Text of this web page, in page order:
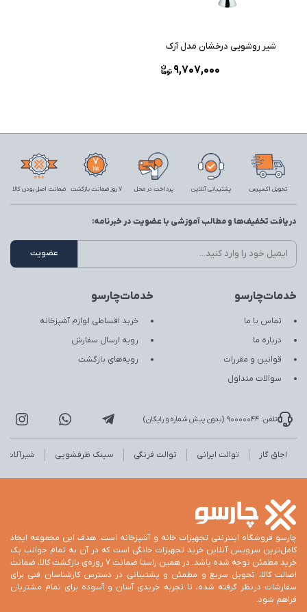
شیر روشویی درخشان مدل آرک
9,707,000
تحویل اکسپرس پشتیبانی آنلاین پرداخت در محل 7 روز ضمانت بازگشت ضمانت اصل بودن کالا
خدمات‌چارسو
تماس با ما
درباره ما
قوانین و مقررات
سوالات متداول
خدمات‌چارسو
خرید اقساطی لوازم آشپزخانه
رویه ارسال سفارش
رویه‌های بازگشت
دریافت تخفیف‌ها و مطالب آموزشی با عضویت در خبرنامه:
تلفن: 90000044 (بدون پیش شماره و رایگان)
اجاق گاز توالت ایرانی توالت فرنگی سینک ظرفشویی شیرآلات
چارسو فروشگاه اینترنتی تجهیزات خانه و آشپزخانه است. هدف این مجموعه ایجاد
کامل‌ترین سرویس آنلاین خرید تجهیزات خانگی است که در آن به تمام جوانب یک
خرید مطمئن توجه شده باشد. در همین راستا ضمانت 7 روزه‌ی بازگشت کالا، ضمانت
اصالت کالا، تحویل سریع و مطمئن و پشتیبانی در دسترس کارشناسان فنی برای
سفارشات درنظر گرفته شده، تا تجربه خریدی آسان و آسوده برای تمام مشتریان
فراهم شود.